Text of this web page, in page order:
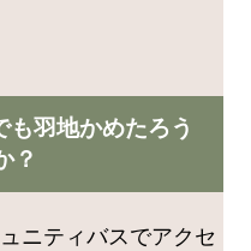
も羽地かめたろう
？
ニティバスでアクセ